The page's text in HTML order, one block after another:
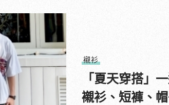
襯衫
「夏天穿搭」
襯衫、短褲、